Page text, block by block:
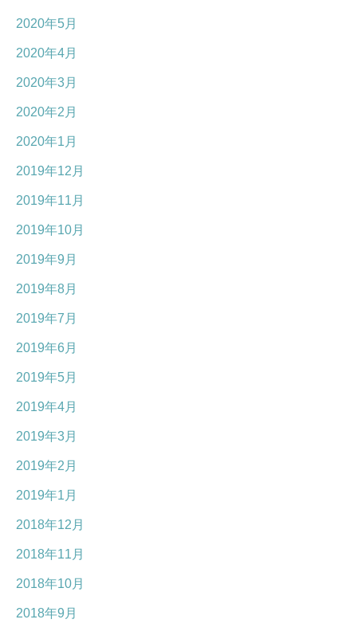
2020年5月
2020年4月
2020年3月
2020年2月
2020年1月
2019年12月
2019年11月
2019年10月
2019年9月
2019年8月
2019年7月
2019年6月
2019年5月
2019年4月
2019年3月
2019年2月
2019年1月
2018年12月
2018年11月
2018年10月
2018年9月